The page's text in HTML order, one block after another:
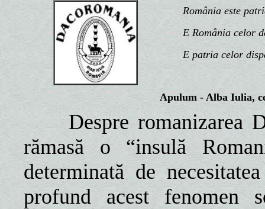
România este
E România celor
E patria celor
Apulum - Alba Iulia,
Despre romanizarea
rămasă o “insulă
determinată de
profund acest fenomen